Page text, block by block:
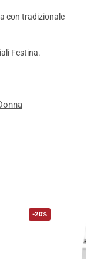
con tradizionale
Festina.
-20%